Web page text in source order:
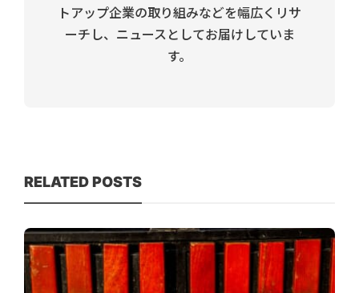
トアップ企業の取り組みなどを幅広くリサ
ーチし、ニュースとしてお届けしていま
す。
RELATED POSTS